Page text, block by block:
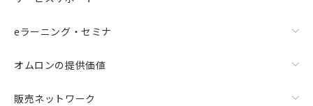
eラーニング・セミナ
オムロンの提供価値
販売ネットワーク